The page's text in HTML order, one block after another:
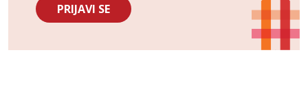
PRIJAVI SE